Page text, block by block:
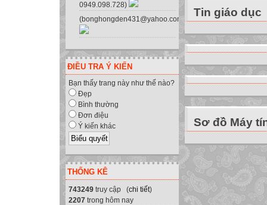
0949.098.728)
(bonghongden431@yahoo.com.vn)
ĐIỀU TRA Ý KIẾN
Bạn thấy trang này như thế nào?
Đẹp
Bình thường
Đơn điệu
Ý kiến khác
THỐNG KÊ
743249 truy cập (chi tiết)
2207 trong hôm nay
Tin giáo dục
Sơ đồ Máy